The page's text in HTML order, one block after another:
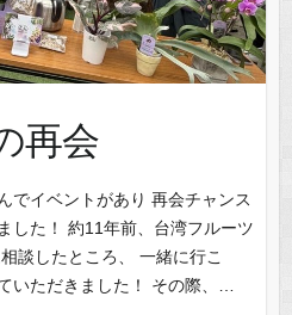
再会
でイベントがあり 再会チャンス
した！ 約11年前、台湾フルーツ
談したところ、 一緒に行こ
いただきました！ その際、…